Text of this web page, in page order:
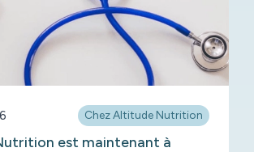
Chez Altitude Nutrition
est maintenant à